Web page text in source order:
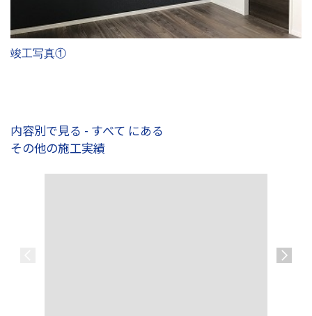
竣工写真①
内容別で見る - すべて にある
その他の施工実績